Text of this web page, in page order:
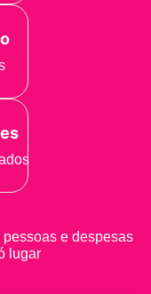
e despesas
lugar